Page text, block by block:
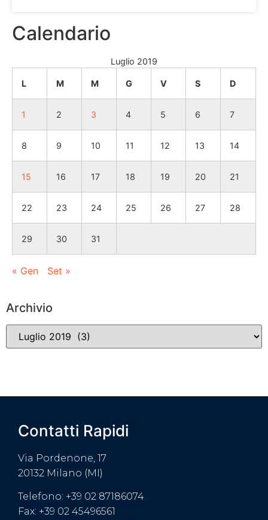
Calendario
Luglio 2019
L M M G V S D
1 2 3 4 5 6 7
8 9 10 11 12 13 14
15 16 17 18 19 20 21
22 23 24 25 26 27 28
29 30 31
« Gen Set »
Archivio
Contatti Rapidi
Via Pordenone, 17
20132 Milano (MI)
Telefono: +39 02 87186074
Fax: +39 02 45496561